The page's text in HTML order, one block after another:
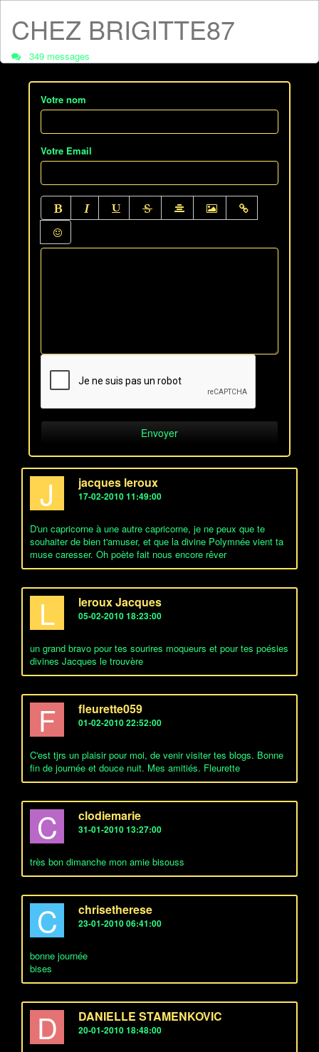
CHEZ BRIGITTE87
349 messages
Votre nom
Votre Email
J jacques leroux
17-02-2010 11:49:00
D'un capricorne à une autre capricorne, je ne peux que te
souhaiter de bien t'amuser, et que la divine Polymnée vient ta
muse caresser. Oh poète fait nous encore rêver
L leroux Jacques
05-02-2010 18:23:00
un grand bravo pour tes sourires moqueurs et pour tes poésies
divines Jacques le trouvère
F fleurette059
01-02-2010 22:52:00
C'est tjrs un plaisir pour moi, de venir visiter tes blogs. Bonne
fin de journée et douce nuit. Mes amitiés. Fleurette
C clodiemarie
31-01-2010 13:27:00
très bon dimanche mon amie bisouss
C chrisetherese
23-01-2010 06:41:00
bonne journée
bises
D DANIELLE STAMENKOVIC
20-01-2010 18:48:00